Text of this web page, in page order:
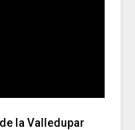
la Valledupar